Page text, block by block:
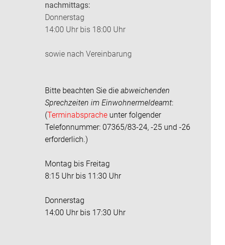
nachmittags:
Donnerstag
14:00 Uhr bis 18:00 Uhr
sowie nach Vereinbarung
Bitte beachten Sie die abweichenden
Sprechzeiten im Einwohnermeldeamt:
(Terminabsprache unter folgender
Telefonnummer: 07365/83-24, -25 und -26
erforderlich.)
Montag bis Freitag
8:15 Uhr bis 11:30 Uhr
Donnerstag
14:00 Uhr bis 17:30 Uhr